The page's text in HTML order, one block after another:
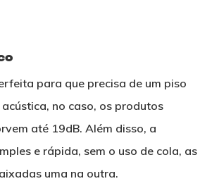
para que precisa de um piso
no caso, os produtos
até 19dB. Além disso, a
e rápida, sem o uso de cola, as
uma na outra.